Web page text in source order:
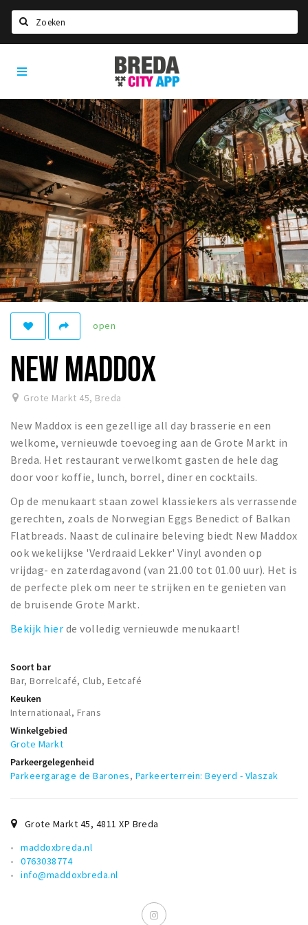
Home
Agenda
Deals
Party pics
Nieuws, interviews & blogs
Eten
Drinken
Slapen
Recreatief
Winkels
Winkelgebieden
Bezienswaardigheden
Musea, theaters & podia
Uitjes & activiteiten
Toeristische routes
Natuurgebieden
Baroniepoorten
Sport
Privacy
Inloggen
Breda
City
App
open
NEW MADDOX
Grote Markt 45, Breda
New Maddox is een gezellige all day brasserie en een
welkome, vernieuwde toevoeging aan de Grote Markt in
Breda. Het restaurant verwelkomt gasten de hele dag
door voor koffie, lunch, borrel, diner en cocktails.
Op de menukaart staan zowel klassiekers als verrassende
gerechten, zoals de Norwegian Eggs Benedict of Balkan
Flatbreads. Naast de culinaire beleving biedt New Maddox
ook wekelijkse 'Verdraaid Lekker' Vinyl avonden op
vrijdag- en zaterdagavond (van 21.00 tot 01.00 uur). Het is
de perfecte plek om neer te strijken en te genieten van
de bruisende Grote Markt.
Bekijk hier de volledig vernieuwde menukaart!
Soort bar
Bar, Borrelcafé, Club, Eetcafé
Keuken
Internationaal, Frans
Winkelgebied
Grote Markt
Parkeergelegenheid
Parkeergarage de Barones, Parkeerterrein: Beyerd - Vlaszak
Grote Markt 45, 4811 XP Breda
maddoxbreda.nl
0763038774
info@maddoxbreda.nl